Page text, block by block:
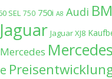
SEL 750 750i A8 Audi
Jaguar Jaguar XJ8
Mercedes